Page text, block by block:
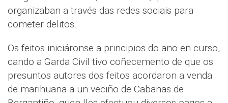
organizaban a través das redes sociais para
cometer delitos.
Os feitos iniciáronse a principios do ano en curso,
cando a Garda Civil tivo coñecemento de que os
presuntos autores dos feitos acordaron a venda
de marihuana a un veciño de Cabanas de